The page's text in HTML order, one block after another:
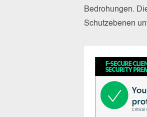
Bedrohungen.
Schutzebenen